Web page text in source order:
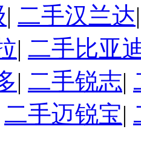
| 二手汉兰达
| 二手比亚
| 二手锐志|
二手迈锐宝|